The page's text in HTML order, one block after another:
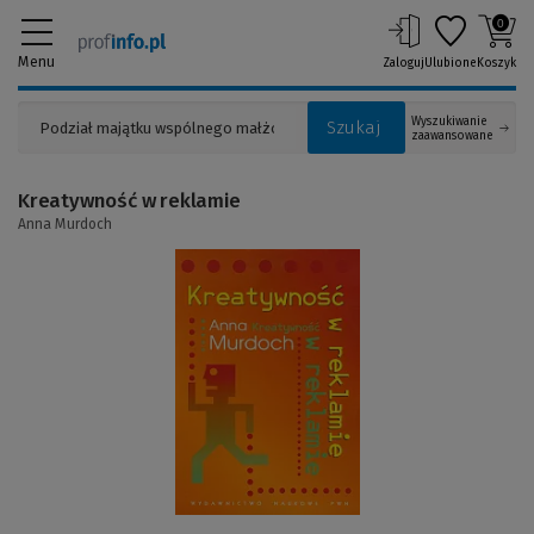
Menu
Szukaj
Wyszukiwanie
zaawansowane
ZalogujUlubione
0
Koszyk
Kreatywność w reklamie
Anna Murdoch